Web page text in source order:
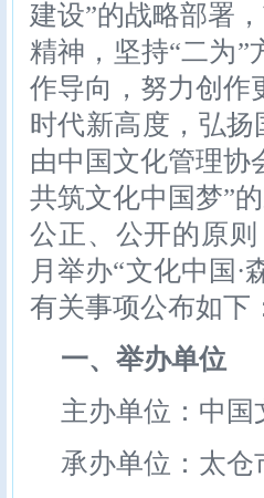
建设”的战略部署
精神，坚持“二为”
作导向，努力创作
时代新高度，弘
由中国文化管理协
共筑文化中国梦”
公正、公开的原
月举办“文化中国
有关事项公布如下
一、举办单位
主办单位：中
承办单位：太